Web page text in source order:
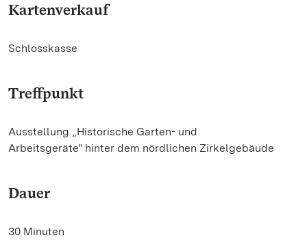
Kartenverkauf
Schlosskasse
Treffpunkt
Ausstellung „Historische Garten- und
Arbeitsgeräte" hinter dem nördlichen Zirkelgebäude
Dauer
30 Minuten